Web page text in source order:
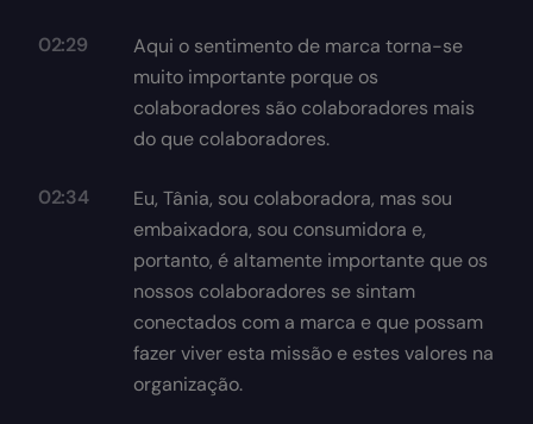
02:29
Aqui o sentimento de marca torna-se
muito importante porque os
colaboradores são colaboradores mais
do que colaboradores.
02:34
Eu, Tânia, sou colaboradora, mas sou
embaixadora, sou consumidora e,
portanto, é altamente importante que os
nossos colaboradores se sintam
conectados com a marca e que possam
fazer viver esta missão e estes valores na
organização.